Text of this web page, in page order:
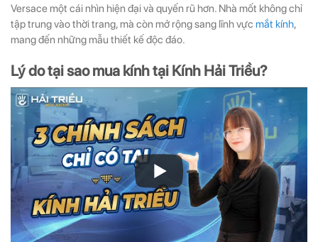
Versace một cái nhìn hiện đại và quyến rũ hơn. Nhà mốt không chỉ
tập trung vào thời trang, mà còn mở rộng sang lĩnh vực mắt kính,
mang đến những mẫu thiết kế độc đáo.
Lý do tại sao mua kính tại Kính Hải Triều?